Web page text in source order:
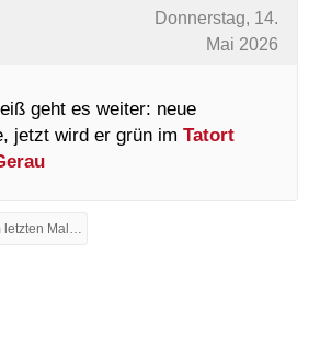
Donnerstag, 14.
Mai 2026
geht es weiter: neue
jetzt wird er grün im Tatort
Mal…